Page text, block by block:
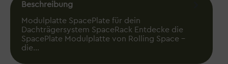
Beschreibung
Modulplatte SpacePlate für dein
Dachträgersystem SpaceRack Entdecke die
SpacePlate Modulplatte von Rolling Space –
die…